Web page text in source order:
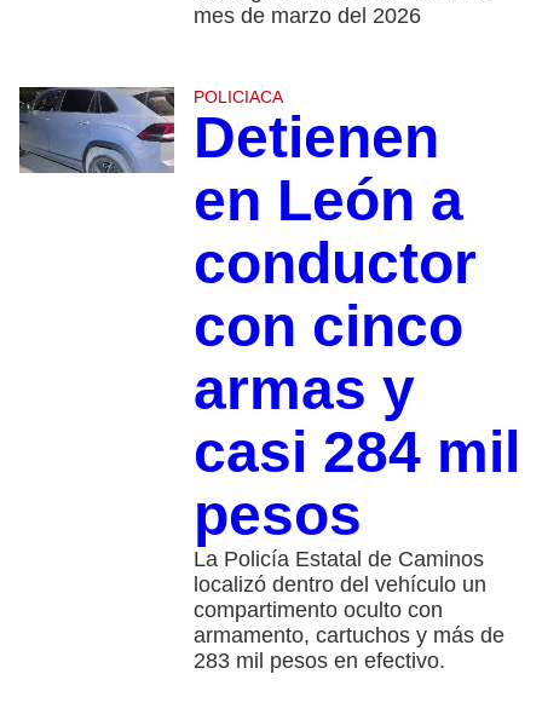
mes de marzo del 2026
POLICIACA
Detienen
en León a
conductor
con cinco
armas y
casi 284 mil
pesos
La Policía Estatal de Caminos
localizó dentro del vehículo un
compartimento oculto con
armamento, cartuchos y más de
283 mil pesos en efectivo.